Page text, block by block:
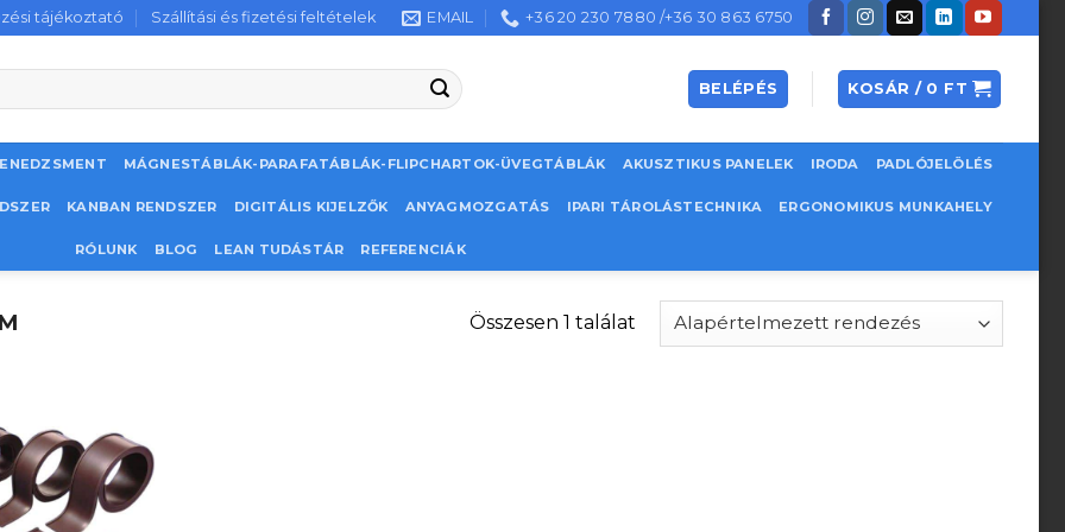
tájékoztató Szállítási és fizetési feltételek EMAIL +36 20 230 7880 /+36 30 863 6750
BELÉPÉS KOSÁR / 0 FT
MÁGNESTÁBLÁK-PARAFATÁBLÁK-FLIPCHARTOK-ÜVEGTÁBLÁK AKUSZTIKUS PANELEK IRODA PADLÓJELÖLÉS
KANBAN RENDSZER DIGITÁLIS KIJELZŐK ANYAGMOZGATÁS IPARI TÁROLÁSTECHNIKA ERGONOMIKUS MUNKAHELY
RÓLUNK BLOG LEAN TUDÁSTÁR REFERENCIÁK
Összesen 1 találat